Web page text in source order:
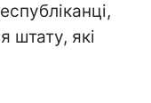
штату, які